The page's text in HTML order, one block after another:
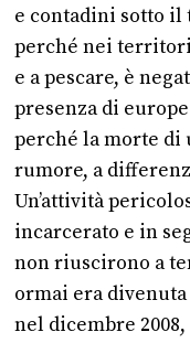
e contadini sotto
perché nei
e a pescare, è
presenza di
perché la morte di
rumore, a
Un’attività
incarcerato e in
non riuscirono a
ormai era
nel dicembre